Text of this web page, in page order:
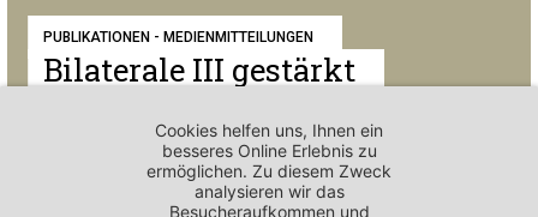
PUBLIKATIONEN - MEDIENMITTEILUNGEN
Bilaterale III gestärkt
Kündigungsinitiative